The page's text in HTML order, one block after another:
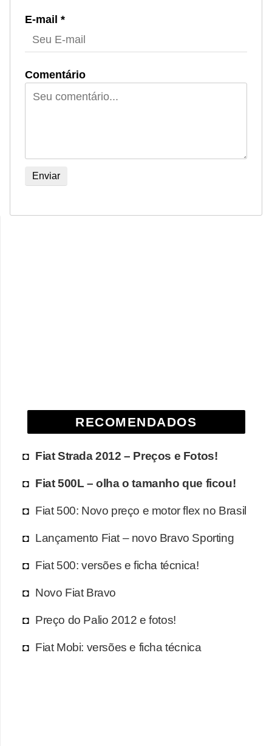
E-mail *
Comentário
RECOMENDADOS
Fiat Strada 2012 – Preços e Fotos!
Fiat 500L – olha o tamanho que ficou!
Fiat 500: Novo preço e motor flex no Brasil
Lançamento Fiat – novo Bravo Sporting
Fiat 500: versões e ficha técnica!
Novo Fiat Bravo
Preço do Palio 2012 e fotos!
Fiat Mobi: versões e ficha técnica